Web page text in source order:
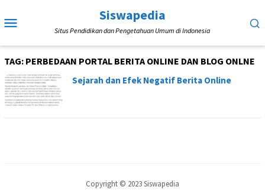
ke
Mobile
Siswapedia
Situs Pendidikan dan Pengetahuan Umum di Indonesia
TAG: PERBEDAAN PORTAL BERITA ONLINE DAN BLOG ONLNE
Sejarah dan Efek Negatif Berita Online
Copyright © 2023 Siswapedia